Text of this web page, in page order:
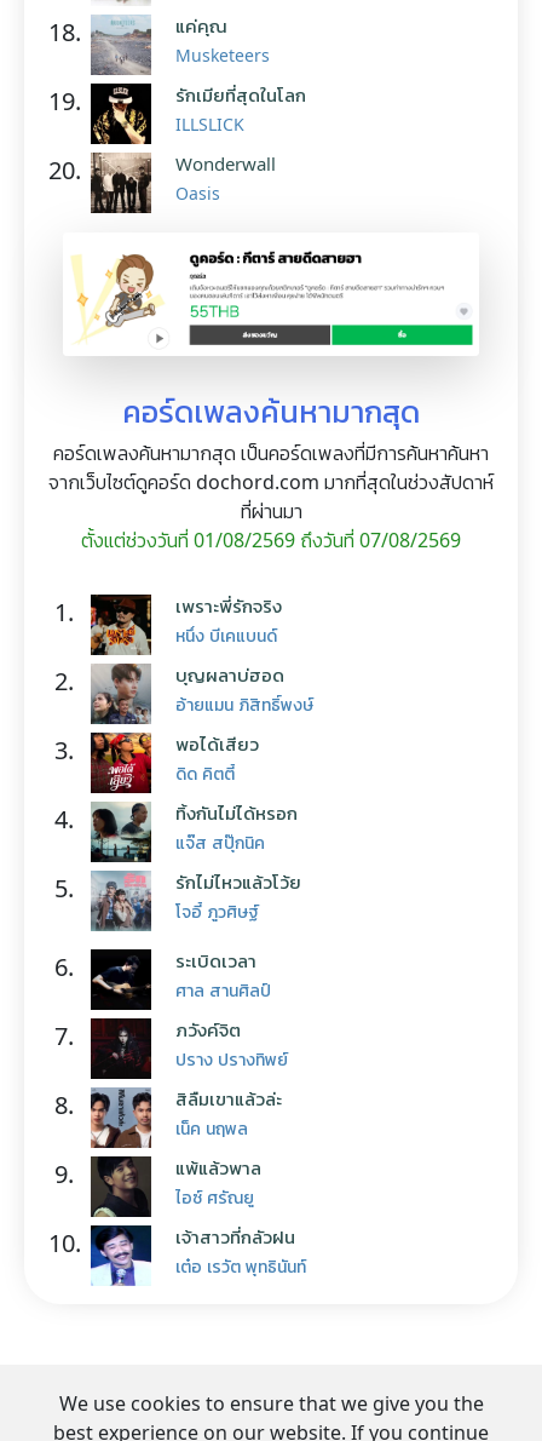
18. แค่คุณ
Musketeers
19. รักเมียที่สุดในโลก
ILLSLICK
20. Wonderwall
Oasis
คอร์ดเพลงค้นหามากสุด
คอร์ดเพลงค้นหามากสุด เป็นคอร์ดเพลงที่มีการค้นหาค้นหา
จากเว็บไซต์ดูคอร์ด dochord.com มากที่สุดในช่วงสัปดาห์
ที่ผ่านมา
ตั้งแต่ช่วงวันที่ 01/08/2569 ถึงวันที่ 07/08/2569
1. เพราะพี่รักจริง
หนึ่ง บีเคแบนด์
2. บุญผลาบ่ฮอด
อ้ายแมน ภิสิทธิ์พงษ์
3. พอได้เสียว
ดิด คิตตี้
4. ทิ้งกันไม่ได้หรอก
แจ๊ส สปุ๊กนิค
5. รักไม่ไหวแล้วโว้ย
โจอี้ ภูวศิษฐ์
6. ระเบิดเวลา
ศาล สานศิลป์
7. ภวังค์จิต
ปราง ปรางทิพย์
8. สิลืมเขาแล้วล่ะ
เน็ค นฤพล
9. แพ้แล้วพาล
ไอซ์ ศรัณยู
10. เจ้าสาวที่กลัวฝน
เต๋อ เรวัต พุทธินันท์
We use cookies to ensure that we give you the
best experience on our website. If you continue